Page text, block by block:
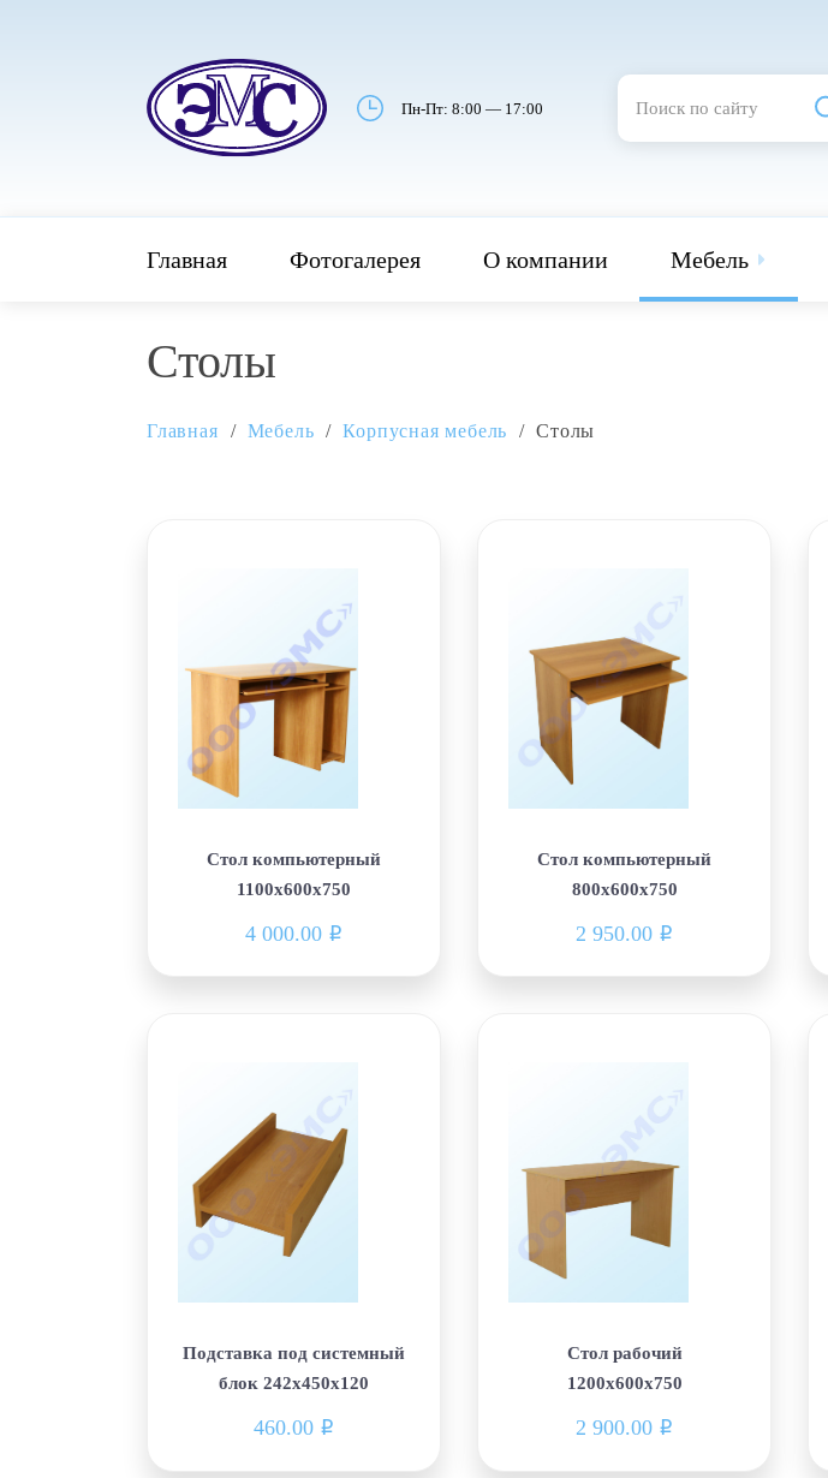
Пн-Пт: 8:00 — 17:00
Главная Фотогалерея О компании Мебель
Столы
Главная Мебель Корпусная мебель Столы
Стол компьютерный
1100х600х750
4 000.00 i
Стол компьютерный
800х600х750
2 950.00 i
Подставка под системный
блок 242х450х120
460.00 i
Стол рабочий
1200х600х750
2 900.00 i